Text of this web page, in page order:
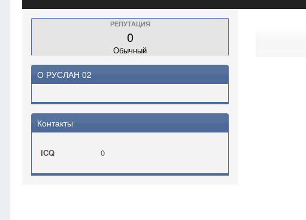
РЕПУТАЦИЯ
0
Обычный
О РУСЛАН 02
Контакты
ICQ 0